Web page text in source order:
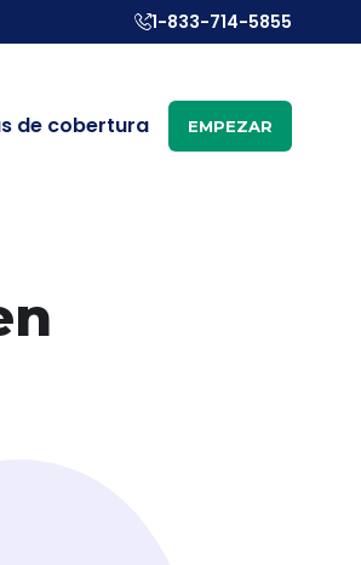
1-833-714-5855
de cobertura EMPEZAR